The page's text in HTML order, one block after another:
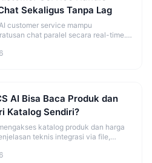
Sekaligus Tanpa Lag
customer service mampu
chat paralel secara real-time.
AI Bisa Baca Produk dan
Katalog Sendiri?
katalog produk dan harga
teknis integrasi via file,